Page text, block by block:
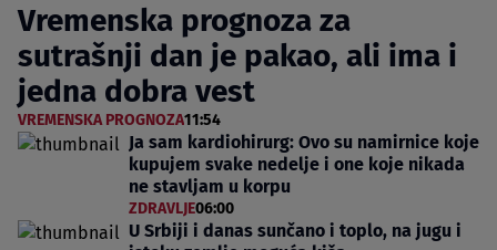
Vremenska prognoza za
sutrašnji dan je pakao, ali ima i
jedna dobra vest
VREMENSKA PROGNOZA11:54
Ja sam kardiohirurg: Ovo su namirnice koje
kupujem svake nedelje i one koje nikada
ne stavljam u korpu
ZDRAVLJE06:00
U Srbiji i danas sunčano i toplo, na jugu i